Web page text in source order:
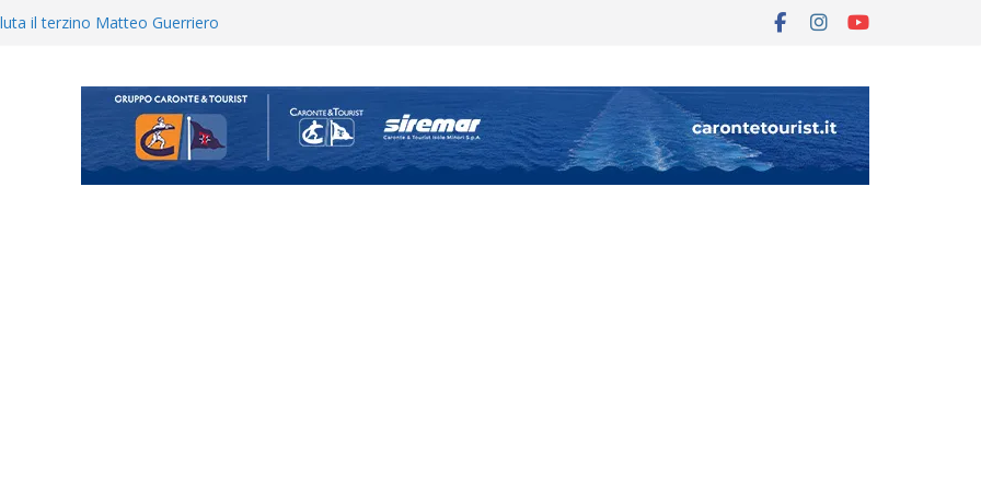
il terzino Matteo Guerriero
ma non chi siamo”
bocciato il Fasano,
e Kamarat restano in
si alzano i ritmi tra lavoro